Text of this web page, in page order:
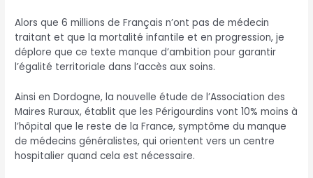
Alors que 6 millions de Français n’ont pas de médecin
traitant et que la mortalité infantile et en progression, je
déplore que ce texte manque d’ambition pour garantir
l’égalité territoriale dans l’accès aux soins.
Ainsi en Dordogne, la nouvelle étude de l’Association des
Maires Ruraux, établit que les Périgourdins vont 10% moins à
l’hôpital que le reste de la France, symptôme du manque
de médecins généralistes, qui orientent vers un centre
hospitalier quand cela est nécessaire.